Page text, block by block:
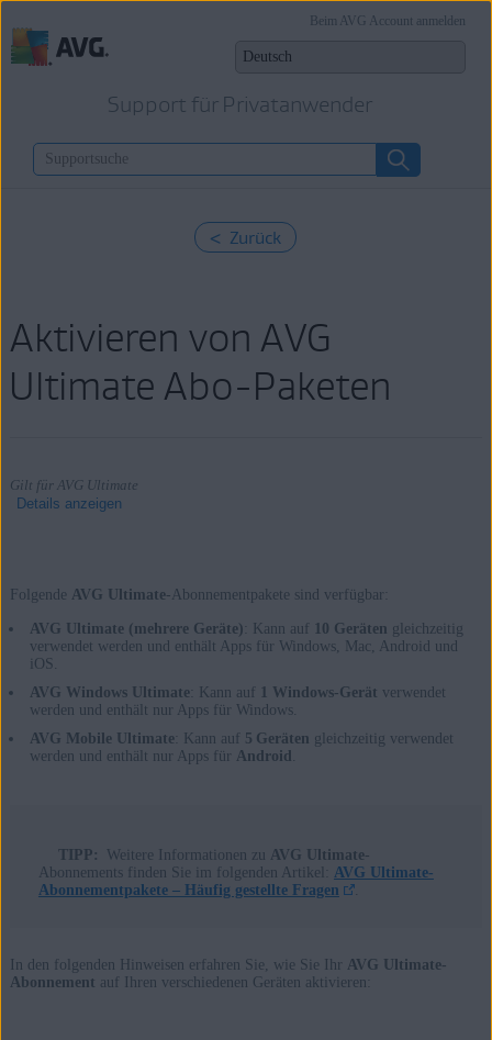
Support für Privatanwender
Beim AVG Account anmelden
< Zurück
Aktivieren von AVG
Ultimate Abo-Paketen
Gilt für AVG Ultimate
Details anzeigen
AVG Ultimate
Betriebssysteme:
Windows, macOS, Android und iOS
Folgende AVG Ultimate-Abonnementpakete sind verfügbar:
AVG Ultimate (mehrere Geräte) : Kann auf 10 Geräten gleichzeitig
verwendet werden und enthält Apps für Windows, Mac, Android und
iOS.
AVG Windows Ultimate: Kann auf 1 Windows-Gerät verwendet
werden und enthält nur Apps für Windows.
AVG Mobile Ultimate: Kann auf 5 Geräten gleichzeitig verwendet
werden und enthält nur Apps für Android .
TIPP: Weitere Informationen zu AVG Ultimate-
Abonnements finden Sie im folgenden Artikel: AVG Ultimate-
Abonnementpakete – Häufig gestellte Fragen
.
In den folgenden Hinweisen erfahren Sie, wie Sie Ihr AVG Ultimate-
Abonnement auf Ihren verschiedenen Geräten aktivieren: